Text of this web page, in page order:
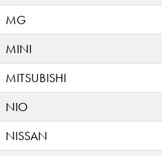
MG
MINI
MITSUBISHI
NIO
NISSAN